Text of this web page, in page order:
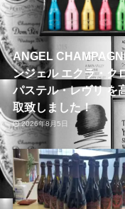
ANGEL
ンジェル エクラ・ク
パステル・レヴリ を
取致しました！
2026年8月5日